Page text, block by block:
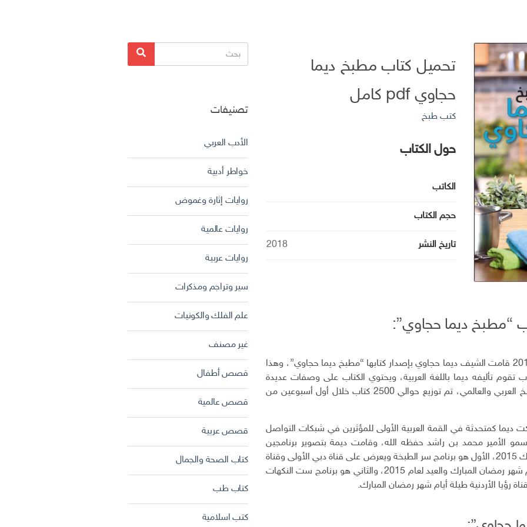
تحميل كتاب مطبخ ديما
حجاوي pdf كامل
كتب طبخ
حول الكتاب
الكاتب
حجم الكتاب
تاريخ النشر 2018
“مطبخ ديما حجاوي”:
في شهر نوفمبر 2014 قامت الشيف ديما حجاوي بإصدار كتابها “مطبخ ديما حجاوي”، وهذا
تقوم تأليفه ديما باللغة العربية، ويحتوي الكتاب على وصفات عديدة
ومتنوعة من المطبخ العربي والعالمي، تم توزيع حوالي 2500 كتاب خلال أول أسبوعين من
شاركت ديما كمتحدثة في القمة العربية الأولى للمؤثرين في شبكات التواصل
سمو الأمير محمد بن راشد حفظه الله، وقامت ديمة بتصوير برنامجين
لشهر رمضان المبارك 2015، الأول هو برنامج سر الطبخة ويعرض على قناة دبي الأولى وقناة
سما دبي طيلة أيام شهر رمضان المبارك والعيد لعام 2015، والثاني هو برنامج ست النكهات
رؤيا الأردنية طيلة أيام شهر رمضان المبارك.
البحث
عن:
بحث
تصنيفات
الأدب العربي
خواطر أدبية
روايات إثارة وغموض
روايات عالمية
روايات عربية
سير وتراجم ومذكرات
علم الفلك والكونيات
غير مصنف
قصص أطفال
قصص عالمية
قصص عربية
كتاب الصحة والجمال
كتاب طب
كتب اسلامية